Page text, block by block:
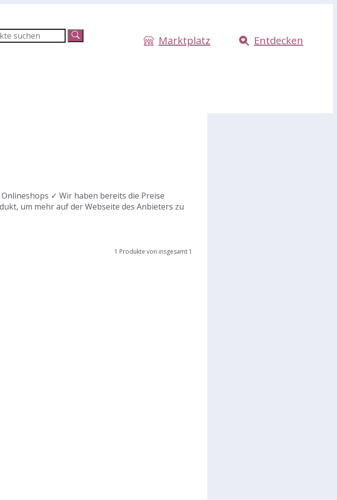
Marktplatz Entdecken
✓ Wir haben bereits die Preise
um mehr auf der Webseite des Anbieters zu
1 Produkte von insgesamt 1